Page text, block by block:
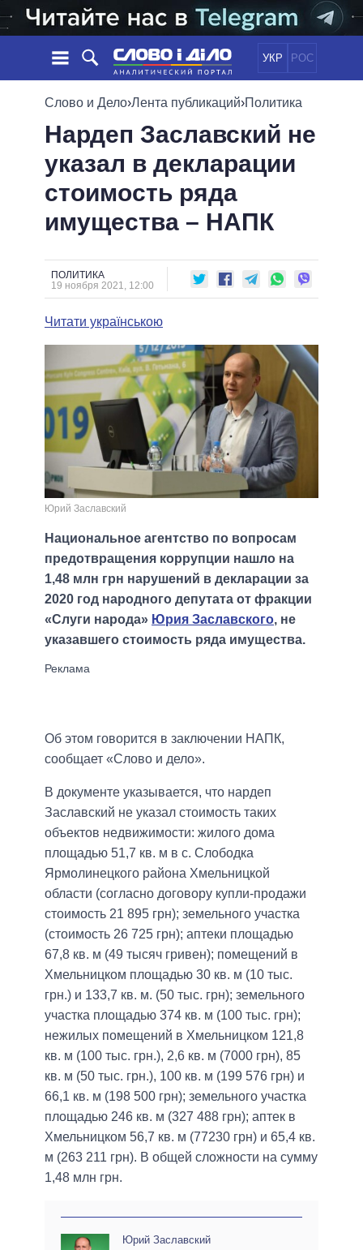
УКР РОС
НОВОСТИ
ЛЕНТА
СОБЫТИЯ
СТАТЬИ
ОБЗОРЫ
ДАЙДЖЕСТЫ
ПОЛИТИКА
ЭКОНОМИКА
ОБЩЕСТВО
МИР
ОБЕЩАНИЯ
ПОЛИТИКИ
ПРЕЗИДЕНТ И ОФИС
ВЕРХОВНАЯ РАДА
КАБИНЕТ МИНИСТРОВ
МЭРЫ
ВСЕ ПЕРСОНЫ
ИНФОГРАФИКА
ПОДДЕРЖАТЬ
СРАВНЕНИЕ ПОЛИТИКОВ
Слово и Дело›Лента публикаций›Политика
Нардеп Заславский не
указал в декларации
стоимость ряда
имущества – НАПК
ПОЛИТИКА
19 ноября 2021, 12:00
Читати українською
Юрий Заславский
Национальное агентство по вопросам
предотвращения коррупции нашло на
1,48 млн грн нарушений в декларации за
2020 год народного депутата от фракции
«Слуги народа» Юрия Заславского, не
указавшего стоимость ряда имущества.
Об этом говорится в заключении НАПК,
сообщает «Слово и дело».
В документе указывается, что нардеп
Заславский не указал стоимость таких
объектов недвижимости: жилого дома
площадью 51,7 кв. м в с. Слободка
Ярмолинецкого района Хмельницкой
области (согласно договору купли-продажи
стоимость 21 895 грн); земельного участка
(стоимость 26 725 грн); аптеки площадью
67,8 кв. м (49 тысяч гривен); помещений в
Хмельницком площадью 30 кв. м (10 тыс.
грн.) и 133,7 кв. м. (50 тыс. грн); земельного
участка площадью 374 кв. м (100 тыс. грн);
нежилых помещений в Хмельницком 121,8
кв. м (100 тыс. грн.), 2,6 кв. м (7000 грн), 85
кв. м (50 тыс. грн.), 100 кв. м (199 576 грн) и
66,1 кв. м (198 500 грн); земельного участка
площадью 246 кв. м (327 488 грн); аптек в
Хмельницком 56,7 кв. м (77230 грн) и 65,4 кв.
м (263 211 грн). В общей сложности на сумму
1,48 млн грн.
Юрий Заславский